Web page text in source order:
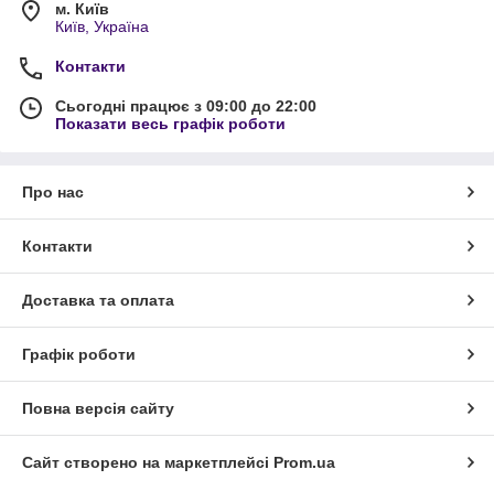
м. Київ
Київ, Україна
Контакти
Сьогодні працює з 09:00 до 22:00
Показати весь графік роботи
Про нас
Контакти
Доставка та оплата
Графік роботи
Повна версія сайту
Сайт створено на маркетплейсі Prom.ua